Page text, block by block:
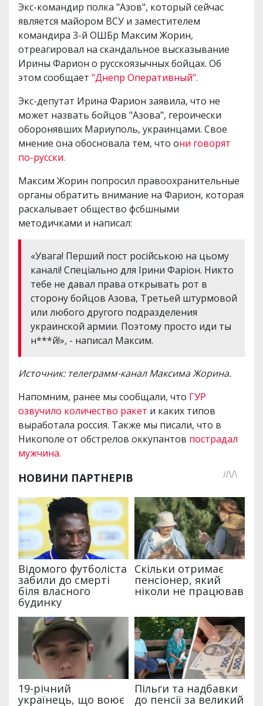
Экс-командир полка "Азов", который сейчас
является майором ВСУ и заместителем
командира 3-й ОШБр Максим Жорин,
отреагировал на скандальное высказывание
Ирины Фарион о русскоязычных бойцах. Об
этом сообщает "Днепр Оперативный".
Экс-депутат Ирина Фарион заявила, что не
может назвать бойцов "Азова", героически
оборонявших Мариуполь, украинцами. Свое
мнение она обосновала тем, что они говорят
по-русски.
Максим Жорин попросил правоохранительные
органы обратить внимание на Фарион, которая
раскалывает общество фсбшными
методичками и написал:
«Увага! Перший пост російською на цьому
каналі! Спеціально для Ірини Фаріон. Никто
тебе не давал права открывать рот в
сторону бойцов Азова, Третьей штурмовой
или любого другого подразделения
украинской армии. Поэтому просто иди ты
н***й!», - написал Максим.
Источник: телеграмм-канал Максима Жорина.
Напомним, ранее мы сообщали, что ГУР
озвучило количество ракет и каких типов
выработала россия. Также мы писали, что в
Никополе от обстрелов оккупантов пострадал
мужчина.